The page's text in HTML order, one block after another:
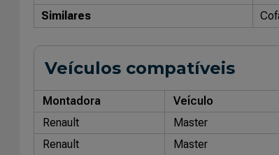
Similares
Veículos compatíveis
Montadora Veículo
Renault
Master
Renault
Master